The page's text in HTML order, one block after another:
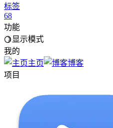
标签
68
功能
显示模式
我的
主页
博客
项目